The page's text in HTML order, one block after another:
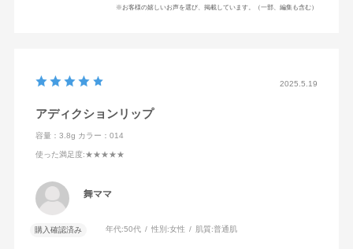
※お客様の嬉しいお声を選び、掲載しています。（一部、編集も含む）
2025.5.19
アディクションリップ
容量：3.8g カラー：014
使った満足度:★★★★★
舞ママ
購入確認済み 年代:50代 性別:女性 肌質:普通肌